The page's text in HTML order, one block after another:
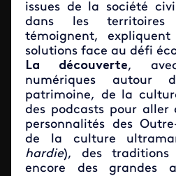
issues de la société
dans les territoires
témoignent,
solutions face au défi
La découverte,
numériques autour
patrimoine, de la
des podcasts pour aller
personnalités des
de la culture
hardie), des traditions
encore des grandes